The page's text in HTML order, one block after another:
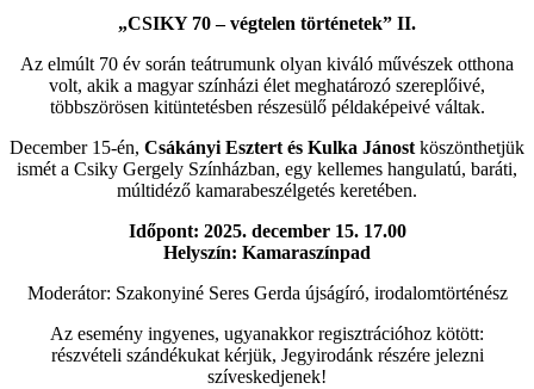
„CSIKY 70 – végtelen történetek” II.
Az elmúlt 70 év során teátrumunk olyan kiváló művészek otthona
volt, akik a magyar színházi élet meghatározó szereplőivé,
többszörösen kitüntetésben részesülő példaképeivé váltak.
December 15-én, Csákányi Esztert és Kulka Jánost köszönthetjük
ismét a Csiky Gergely Színházban, egy kellemes hangulatú, baráti,
múltidéző kamarabeszélgetés keretében.
Időpont: 2025. december 15. 17.00
Helyszín: Kamaraszínpad
Moderátor: Szakonyiné Seres Gerda újságíró, irodalomtörténész
Az esemény ingyenes, ugyanakkor regisztrációhoz kötött:
részvételi szándékukat kérjük, Jegyirodánk részére jelezni
szíveskedjenek!